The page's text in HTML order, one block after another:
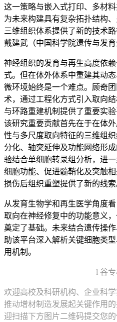
这一策略与嵌入式打印、多材
为未来构建具有复杂拓扑结构
三维组织体系提供了新的技术路
戴建武（中国科学院遗传与发育
神经组织的发育与再生高度依
式。但在体外体系中重建其动
微环境始终是一个难点。顾奇
术，通过工程化方式引入取向
与环路重建机制提供了重要实验
该研究重要贡献首先在于在体
性与多尺度取向特征的三维组
分化、轴突延伸及功能网络形
验结合单细胞转录组分析，进
细胞功能、促进髓鞘化及突触
损伤后组织重塑提供了新的线索
从发育生物学和再生医学角度
取向在神经修复中的功能意义
奠定了基础。未来结合遗传操
助该平台深入解析关键细胞类
用机制。
l 谷
欢迎高校及科研机构、企业科
推动增材制造发展起关键作用
迎扫描下方图片二维码提交您的